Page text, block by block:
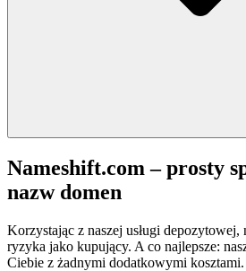
Nameshift.com – prosty
nazw domen
Korzystając z naszej usługi depozytowej,
ryzyka jako kupujący. A co najlepsze:
Ciebie z żadnymi dodatkowymi kosztami.